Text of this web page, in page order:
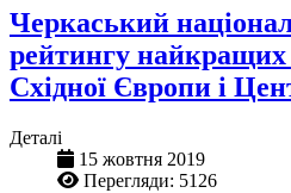
Черкаський
рейтингу найкращих
Східної Європи і
Деталі
15 жовтня 2019
Перегляди: 5126